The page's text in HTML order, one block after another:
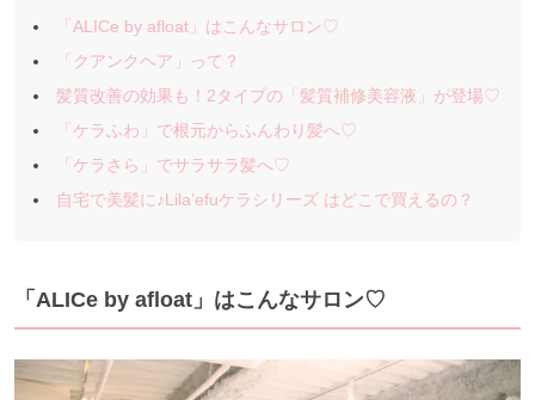
「ALICe by afloat」はこんなサロン♡
「クアンクヘア」って？
髪質改善の効果も！2タイプの「髪質補修美容液」が登場♡
「ケラふわ」で根元からふんわり髪へ♡
「ケラさら」でサラサラ髪へ♡
自宅で美髪に♪Lila’efuケラシリーズ はどこで買えるの？
「ALICe by afloat」はこんなサロン♡